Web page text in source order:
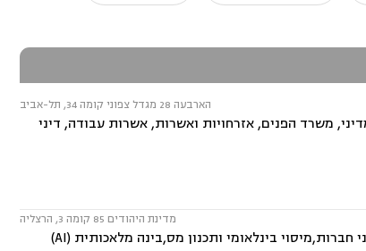
הארבעה 28 מגדל צפוני קומה 34, תל-אביב
משרד הפנים, אזרחויות ואשרות, אשרות עבודה, דיני
מדינת היהודים 85 קומה 3, הרצליה
המשרד עוסק בתחומים: מקרקעין ונדל"ן, קניין רוחני,חברות ושותפויות בינלאומיות, דיני חברות,מיסוי בינלאומי ותכנון מס,בינה מלאכותית (AI)